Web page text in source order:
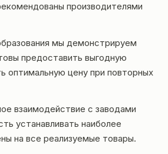
производителями
мы демонстрируем
предоставить выгодную
оптимальную цену при повторных
взаимодействие с заводами
устанавливать наиболее
на все реализуемые товары.